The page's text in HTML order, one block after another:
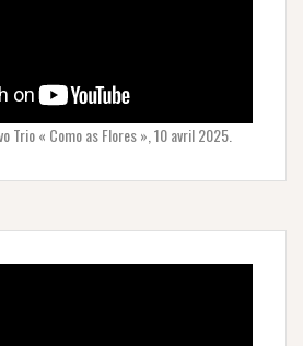
Trio « Como as Flores », 10 avril 2025.